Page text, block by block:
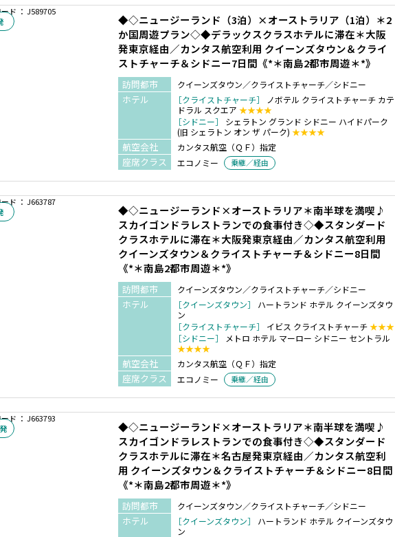
ド ： J589705
◆◇ニュージーランド（3泊）×オーストラリア（1泊）＊2
か国周遊プラン◇◆デラックスクラスホテルに滞在＊大阪
発東京経由／カンタス航空利用 クイーンズタウン＆クライ
ストチャーチ＆シドニー7日間《*＊南島2都市周遊＊*》
訪問都市 クイーンズタウン／クライストチャーチ／シドニー
ホテル ［クライストチャーチ］
ノボテル クライストチャーチ カテ
ドラル スクエア ★★★★
［シドニー］
シェラトン グランド シドニー ハイドパーク
(旧 シェラトン オン ザ パーク) ★★★★
航空会社 カンタス航空（ＱＦ）指定
座席クラス エコノミー 乗継／経由
ド ： J663787
◆◇ニュージーランド×オーストラリア＊南半球を満喫♪
スカイゴンドラレストランでの食事付き◇◆スタンダード
クラスホテルに滞在＊大阪発東京経由／カンタス航空利用
クイーンズタウン＆クライストチャーチ＆シドニー8日間
《*＊南島2都市周遊＊*》
訪問都市 クイーンズタウン／クライストチャーチ／シドニー
ホテル ［クイーンズタウン］
ハートランド ホテル クイーンズタウ
ン
［クライストチャーチ］
イビス クライストチャーチ★★★
［シドニー］
メトロ ホテル マーロー シドニー セントラル
★★★★
航空会社 カンタス航空（ＱＦ）指定
座席クラス エコノミー 乗継／経由
ド ： J663793
◆◇ニュージーランド×オーストラリア＊南半球を満喫♪
スカイゴンドラレストランでの食事付き◇◆スタンダード
クラスホテルに滞在＊名古屋発東京経由／カンタス航空利
用 クイーンズタウン＆クライストチャーチ＆シドニー8日間
《*＊南島2都市周遊＊*》
訪問都市 クイーンズタウン／クライストチャーチ／シドニー
ホテル ［クイーンズタウン］
ハートランド ホテル クイーンズタウ
ン